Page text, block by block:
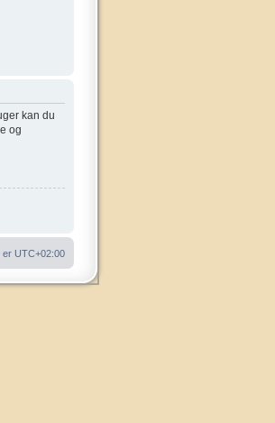
kan du
og
er UTC+02:00